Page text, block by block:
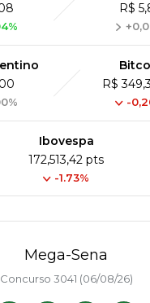
R$
R$
-
Ibovespa
172,513,42 pts
-1.73%
Mega-Sena
Concurso 3041 (06/08/26)